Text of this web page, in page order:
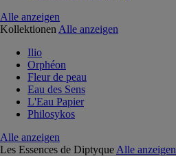
Alle anzeigen
Kollektionen Alle anzeigen
Ilio
Orphéon
Fleur de peau
Eau des Sens
L'Eau Papier
Philosykos
Alle anzeigen
Les Essences de Diptyque Alle anzeigen